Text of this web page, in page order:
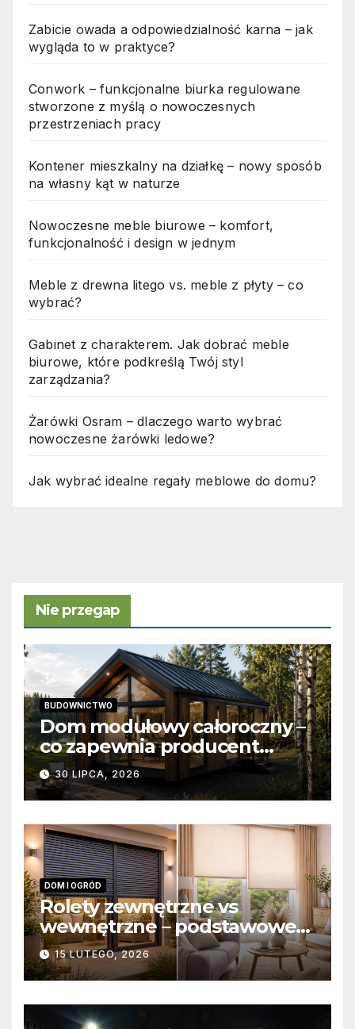
Zabicie owada a odpowiedzialność karna – jak
wygląda to w praktyce?
Conwork – funkcjonalne biurka regulowane
stworzone z myślą o nowoczesnych
przestrzeniach pracy
Kontener mieszkalny na działkę – nowy sposób
na własny kąt w naturze
Nowoczesne meble biurowe – komfort,
funkcjonalność i design w jednym
Meble z drewna litego vs. meble z płyty – co
wybrać?
Gabinet z charakterem. Jak dobrać meble
biurowe, które podkreślą Twój styl
zarządzania?
Żarówki Osram – dlaczego warto wybrać
nowoczesne żarówki ledowe?
Jak wybrać idealne regały meblowe do domu?
Nie przegap
BUDOWNICTWO
Dom modułowy całoroczny –
co zapewnia producent
domów modułowych?
30 LIPCA, 2026
DOM I OGRÓD
Rolety zewnętrzne vs
wewnętrzne – podstawowe
różnice konstrukcyjne i
funkcjonalne
15 LUTEGO, 2026